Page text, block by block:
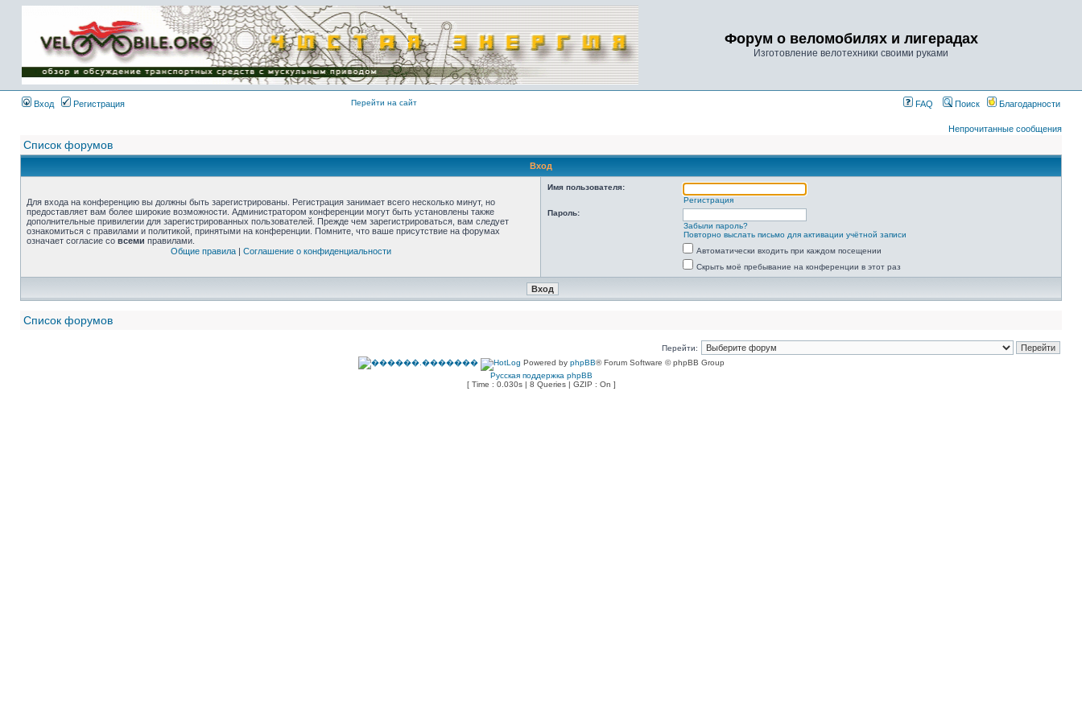
Форум о веломобилях и лигерадах
Изготовление велотехники своими руками
Вход Регистрация Перейти на сайт FAQ Поиск Благодарности
Непрочитанные сообщения
Список форумов
Вход
Для входа на конференцию вы должны быть зарегистрированы. Регистрация занимает всего несколько минут, но
предоставляет вам более широкие возможности. Администратором конференции могут быть установлены также
дополнительные привилегии для зарегистрированных пользователей. Прежде чем зарегистрироваться, вам следует
ознакомиться с правилами и политикой, принятыми на конференции. Помните, что ваше присутствие на форумах
означает согласие со всеми правилами.
Общие правила| Соглашение о конфиденциальности
Имя пользователя:
Регистрация
Пароль:
Забыли пароль?
Повторно выслать письмо для активации учётной записи
Автоматически входить при каждом посещении
Скрыть моё пребывание на конференции в этот раз
Список форумов
Перейти:
Powered by phpBB® Forum Software © phpBB Group
Русская поддержка phpBB
[ Time : 0.030s | 8 Queries | GZIP : On ]